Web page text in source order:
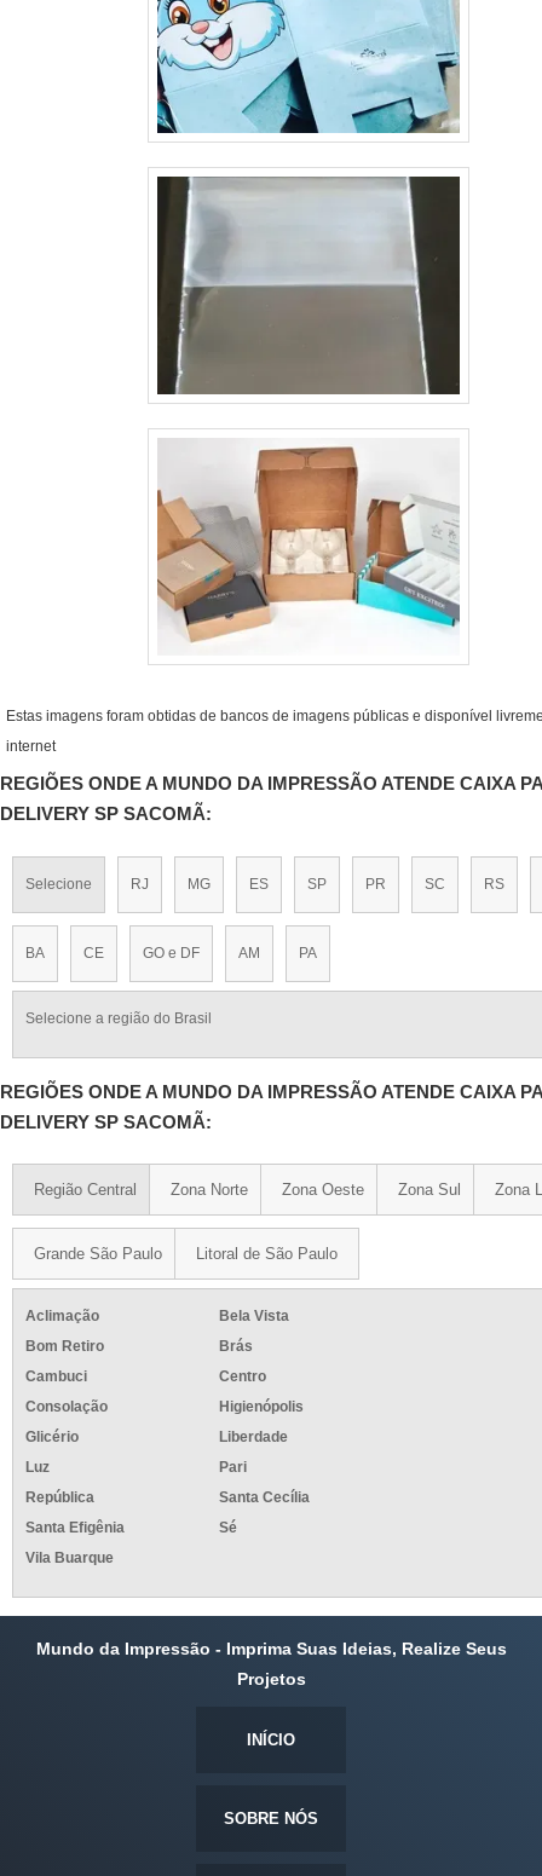
Estas imagens foram obtidas de bancos de imagens públicas e disponível
internet
REGIÕES ONDE A MUNDO DA IMPRESSÃO ATENDE CAIXA
DELIVERY SP SACOMÃ:
Selecione RJ MG ES SP PR SC RS
BA CE GO e DF AM PA
Selecione a região do Brasil
REGIÕES ONDE A MUNDO DA IMPRESSÃO ATENDE CAIXA
DELIVERY SP SACOMÃ:
Região Central Zona Norte Zona Oeste Zona Sul Zona
Grande São Paulo Litoral de São Paulo
Aclimação
Bela Vista
Bom Retiro
Brás
Cambuci
Centro
Consolação
Higienópolis
Glicério
Liberdade
Luz
Pari
República
Santa Cecília
Santa Efigênia
Sé
Vila Buarque
Mundo da Impressão - Imprima Suas Ideias, Realize Seus
Projetos
INÍCIO
SOBRE NÓS